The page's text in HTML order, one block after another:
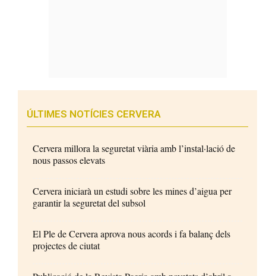
ÚLTIMES NOTÍCIES CERVERA
Cervera millora la seguretat viària amb l’instal·lació de
nous passos elevats
Cervera iniciarà un estudi sobre les mines d’aigua per
garantir la seguretat del subsol
El Ple de Cervera aprova nous acords i fa balanç dels
projectes de ciutat